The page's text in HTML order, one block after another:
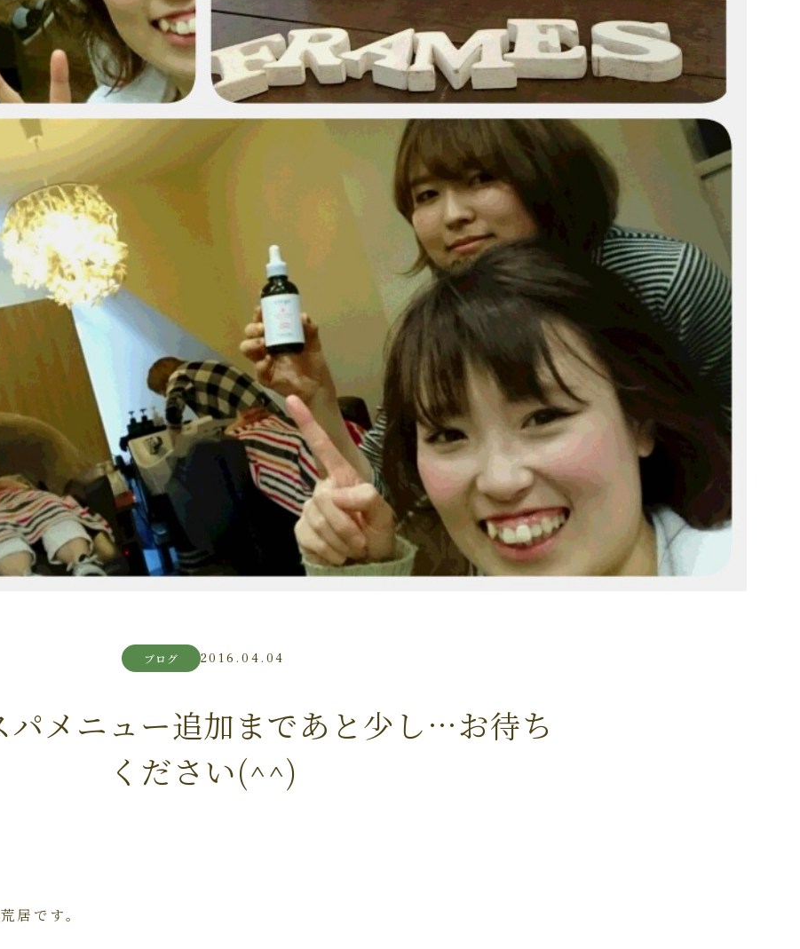
ブログ 2016.04.04
パメニュー追加まであと少し…お待ち
ください(^^)
居です。